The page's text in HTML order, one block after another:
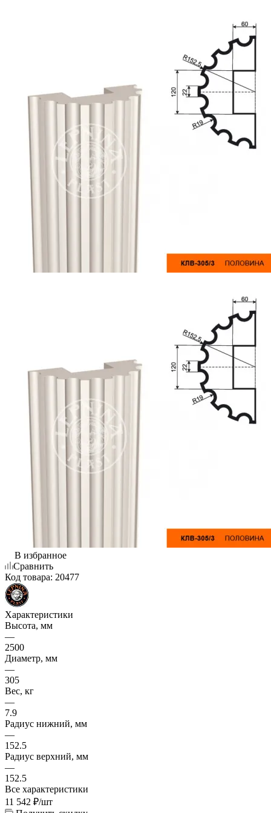
В избранное
Сравнить
Код товара: 20477
Характеристики
Высота, мм
—
2500
Диаметр, мм
—
305
Вес, кг
—
7.9
Радиус нижний, мм
—
152.5
Радиус верхний, мм
—
152.5
Все характеристики
11 542 ₽/шт